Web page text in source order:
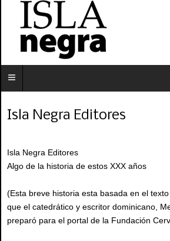
Isla Negra Editores
Isla Negra Editores
Algo de la historia de estos XXX años
(Esta breve historia esta basada en el texto
que el catedrático y escritor dominicano,
preparó para el portal de la Fundación